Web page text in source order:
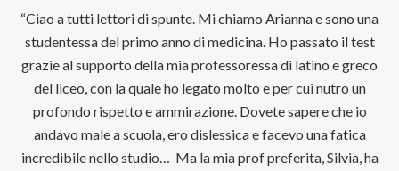
“Ciao a tutti lettori di spunte. Mi chiamo Arianna e sono una
studentessa del primo anno di medicina. Ho passato il test
grazie al supporto della mia professoressa di latino e greco
del liceo, con la quale ho legato molto e per cui nutro un
profondo rispetto e ammirazione. Dovete sapere che io
andavo male a scuola, ero dislessica e facevo una fatica
incredibile nello studio… Ma la mia prof preferita, Silvia, ha